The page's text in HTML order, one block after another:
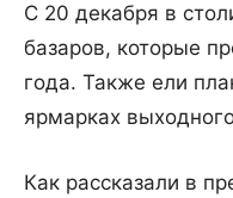
С 20 декабря в
базаров, которые
года. Также ели
ярмарках
Как рассказали в